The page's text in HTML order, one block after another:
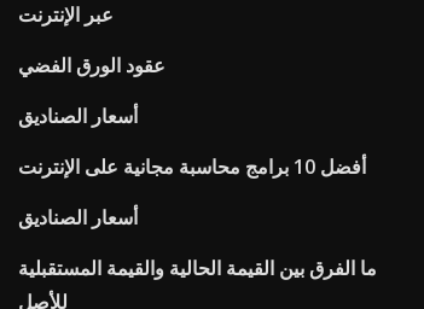
عبر الإنترنت
عقود الورق الفضي
أسعار الصناديق
أفضل 10 برامج محاسبة مجانية على الإنترنت
أسعار الصناديق
ما الفرق بين القيمة الحالية والقيمة المستقبلية
للأصل